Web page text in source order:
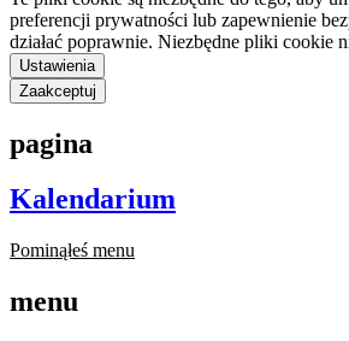
preferencji prywatności lub zapewnienie
działać poprawnie. Niezbędne pliki cookie
Ustawienia
Zaakceptuj
pagina
Kalendarium
Pominąłeś menu
menu